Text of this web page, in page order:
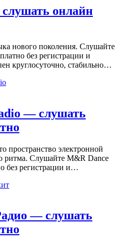
онлайн
нового поколения. Слушайте
без регистрации и
круглосуточно, стабильно…
— слушать
пространство электронной
ритма. Слушайте M&R Dance
без регистрации и…
— слушать